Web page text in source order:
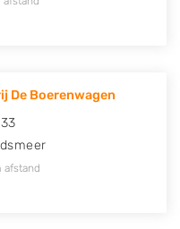
De Boerenwagen
afstand